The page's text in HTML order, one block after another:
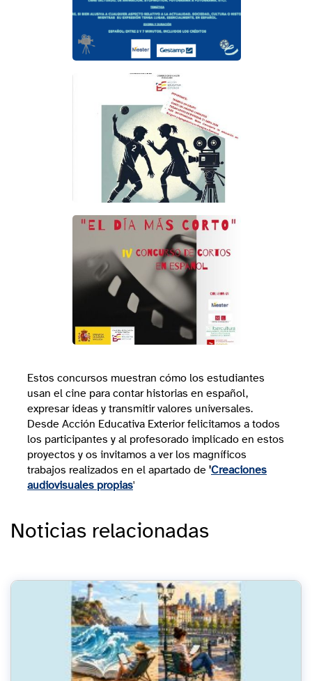
Estos concursos muestran cómo los estudiantes
usan el cine para contar historias en español,
expresar ideas y transmitir valores universales.
Desde Acción Educativa Exterior felicitamos a todos
los participantes y al profesorado implicado en estos
proyectos y os invitamos a ver los magníficos
trabajos realizados en el apartado de 'Creaciones
audiovisuales propias'
Noticias relacionadas